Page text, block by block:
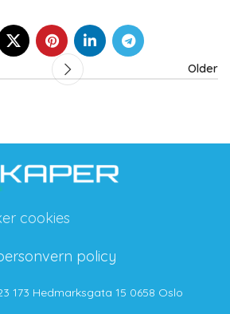
Older
cookies
policy
173 Hedmarksgata 15 0658 Oslo